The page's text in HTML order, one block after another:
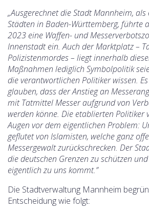
„Ausgerechnet die Stadt Mannheim,
Städten in Baden-Württemberg, führte
2023 eine Waffen- und
Innenstadt ein. Auch der Marktplatz –
Polizistenmordes – liegt innerhalb
Maßnahmen lediglich Symbolpolitik
die verantwortlichen Politiker wissen.
glauben, dass der Anstieg an
mit Tatmittel Messer aufgrund von
werden könne. Die etablierten Politiker
Augen vor dem eigentlichen Problem:
geflutet von Islamisten, welche ganz
Messergewalt zurückschrecken. Der
die deutschen Grenzen zu schützen
eigentlich zu uns kommt.”
Die Stadtverwaltung Mannheim
Entscheidung wie folgt: